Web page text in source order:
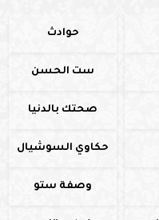
حوادث
ست الحسن
صحتك بالدنيا
حكاوي السوشيال
وصفة ستو